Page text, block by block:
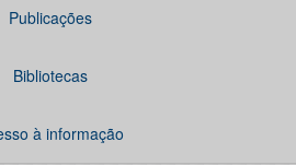
Publicações
Bibliotecas
à informação